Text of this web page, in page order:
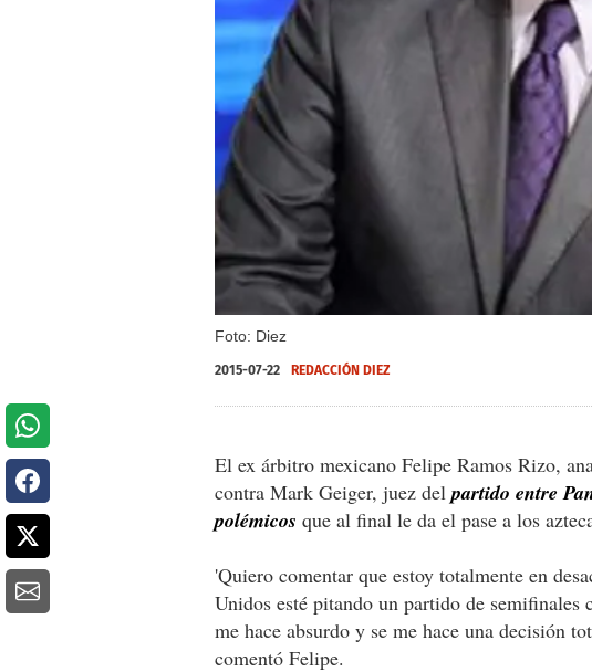
Foto: Diez
2015-07-22 REDACCIÓN DIEZ
El ex árbitro mexicano Felipe Ramos Rizo,
contra Mark Geiger, juez delpartido entre
polémicos que al final le da el pase a los
'Quiero comentar que estoy totalmente en
Unidos esté pitando un partido de semifinales
me hace absurdo y se me hace una decisión
comentó Felipe.